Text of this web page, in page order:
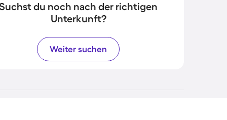
du noch nach der richtigen
Unterkunft?
Weiter suchen